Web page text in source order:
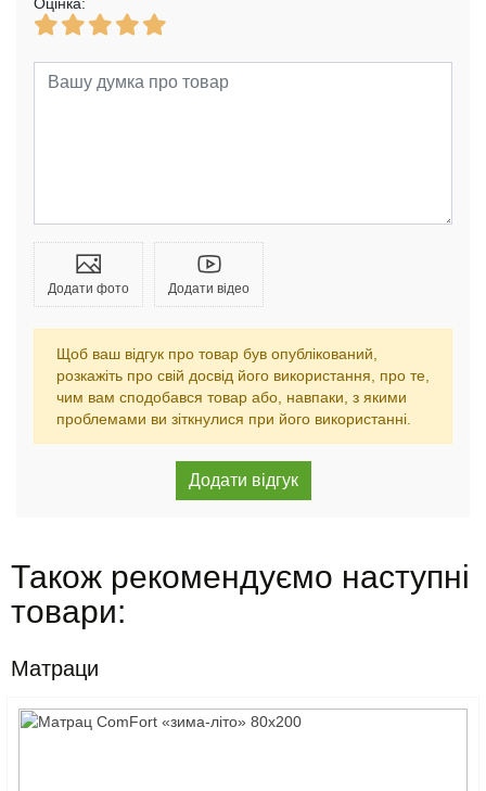
Додати фото Додати відео
Щоб ваш відгук про товар був опублікований,
розкажіть про свій досвід його використання, про те,
чим вам сподобався товар або, навпаки, з якими
проблемами ви зіткнулися при його використанні.
Також рекомендуємо наступні
товари:
Матраци